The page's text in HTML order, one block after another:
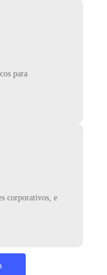
para
corporativos, e